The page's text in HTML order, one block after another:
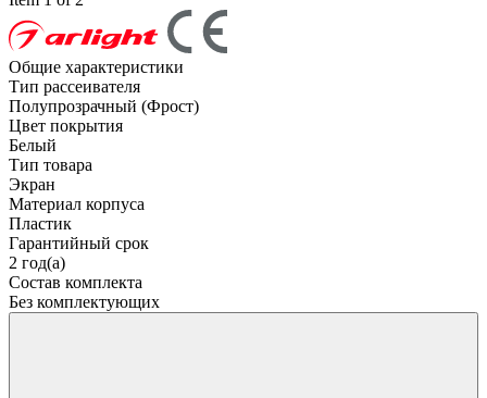
Общие характеристики
Тип рассеивателя
Полупрозрачный (Фрост)
Цвет покрытия
Белый
Тип товара
Экран
Материал корпуса
Пластик
Гарантийный срок
2 год(а)
Состав комплекта
Без комплектующих